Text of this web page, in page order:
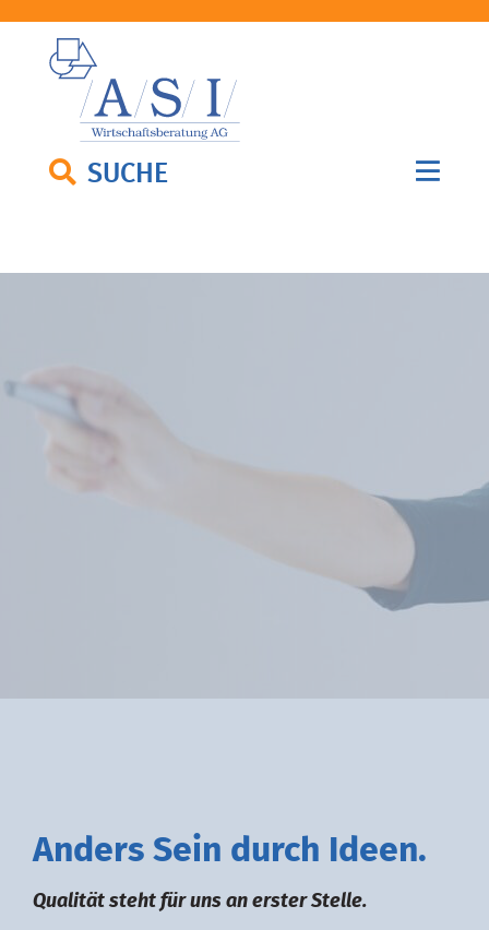
SUCHE
Anders Sein durch deen.
Qualität steht für uns an erster Stelle.